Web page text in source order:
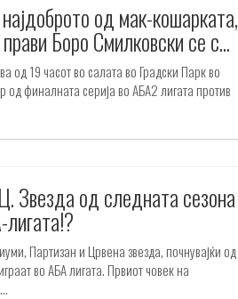
од мак-кошарката,
Боро Смилковски се с...
од 19 часот во салата во Градски Парк во
од финалната серија во АБА2 лигата против
Звезда од следната сезона
Партизан и Црвена звезда, почнувајќи од
во АБА лигата. Првиот човек на